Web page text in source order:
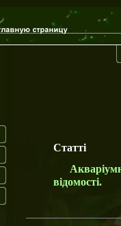
Статті
відомості.